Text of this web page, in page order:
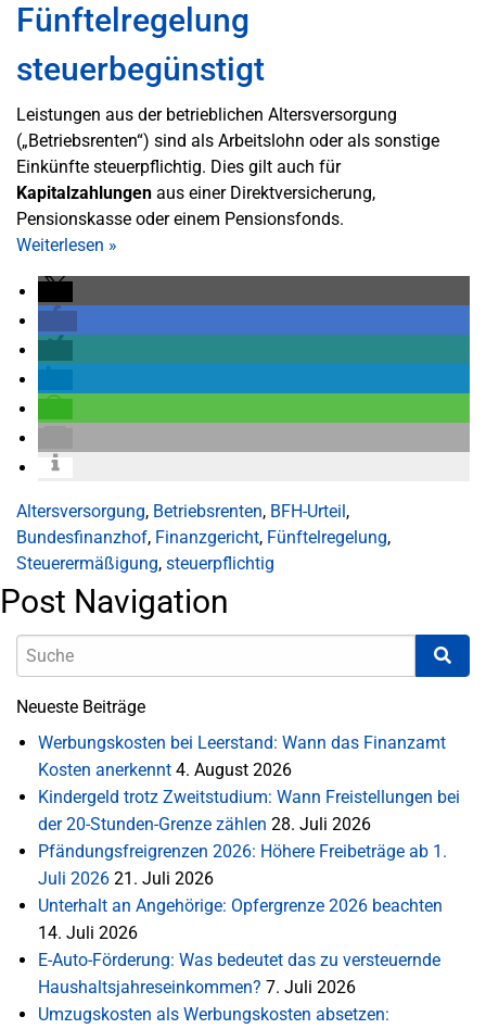
Fünftelregelung
steuerbegünstigt
Leistungen aus der betrieblichen Altersversorgung
(„Betriebsrenten“) sind als Arbeitslohn oder als sonstige
Einkünfte steuerpflichtig. Dies gilt auch für
Kapitalzahlungen aus einer Direktversicherung,
Pensionskasse oder einem Pensionsfonds.
Weiterlesen »
Altersversorgung, Betriebsrenten, BFH-Urteil,
Bundesfinanzhof, Finanzgericht, Fünftelregelung,
Steuerermäßigung, steuerpflichtig
Post Navigation
Neueste Beiträge
Werbungskosten bei Leerstand: Wann das Finanzamt
Kosten anerkennt 4. August 2026
Kindergeld trotz Zweitstudium: Wann Freistellungen bei
der 20-Stunden-Grenze zählen 28. Juli 2026
Pfändungsfreigrenzen 2026: Höhere Freibeträge ab 1.
Juli 2026 21. Juli 2026
Unterhalt an Angehörige: Opfergrenze 2026 beachten
14. Juli 2026
E-Auto-Förderung: Was bedeutet das zu versteuernde
Haushaltsjahreseinkommen? 7. Juli 2026
Umzugskosten als Werbungskosten absetzen: